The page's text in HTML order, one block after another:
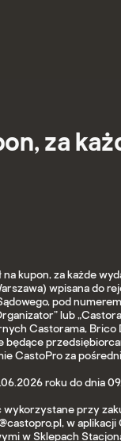
za
kupon, za każde
wpisana do
pod
lub
Castorama,
CastoPro za
roku do dnia
przy
w
w Sklepach